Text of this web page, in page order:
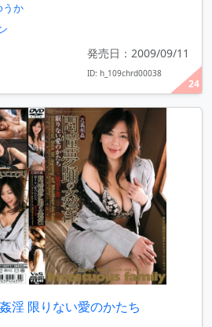
24
うか
発売日：2009/09/11
ID: h_109chrd00038
淫 限りない愛のかたち